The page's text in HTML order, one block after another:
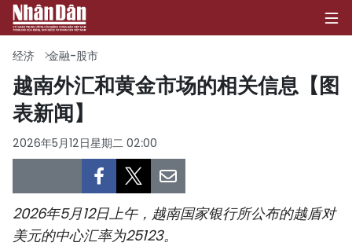
政治
经济
社会
经济 金融-股市
越南外汇和黄金市场的相关信息【图
表新闻】
2026年5月12日星期二 02:00
2026年5月12日上午，越南国家银行所公布的越盾对
美元的中心汇率为25123。